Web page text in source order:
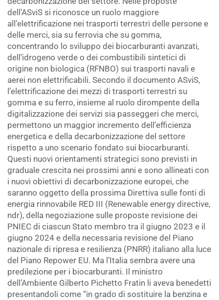
dell’ASviS si riconosce un ruolo maggiore
all’elettrificazione nei trasporti terrestri delle persone e
delle merci, sia su ferrovia che su gomma,
concentrando lo sviluppo dei biocarburanti avanzati,
dell’idrogeno verde o dei combustibili sintetici di
origine non biologica (RFNBO) sui trasporti navali e
aerei non elettrificabili. Secondo il documento ASviS,
l’elettrificazione dei mezzi di trasporti terrestri su
gomma e su ferro, insieme al ruolo dirompente della
digitalizzazione dei servizi sia passeggeri che merci,
permettono un maggior incremento dell’efficienza
energetica e della decarbonizzazione del settore
rispetto a uno scenario fondato sui biocarburanti.
Questi nuovi orientamenti strategici sono previsti in
graduale crescita nei prossimi anni e sono allineati con
i nuovi obiettivi di decarbonizzazione europei, che
saranno oggetto della prossima Direttiva sulle fonti di
energia rinnovabile RED III (Renewable energy directive,
ndr), della negoziazione sulle proposte revisione dei
PNIEC di ciascun Stato membro tra il giugno 2023 e il
giugno 2024 e della necessaria revisione del Piano
nazionale di ripresa e resilienza (PNRR) italiano alla luce
del Piano Repower EU. Ma l’Italia sembra avere una
predilezione per i biocarburanti. Il ministro
dell’Ambiente Gilberto Pichetto Fratin li aveva benedetti
presentandoli come “in grado di sostituire la benzina e